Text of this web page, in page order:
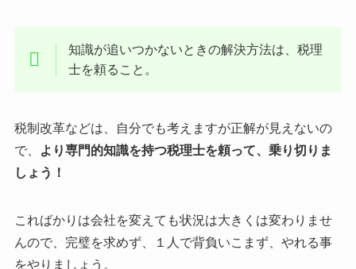
知識が追いつかないときの解決方法は、税理
士を頼ること。
税制改革などは、自分でも考えますが正解が見えないの
で、
より専門的知識を持つ税理士を頼って、乗り切りま
しょう！
こればかりは会社を変えても状況は大きくは変わりませ
んので、完璧を求めず、１人で背負いこまず、やれる事
をやりましょう。